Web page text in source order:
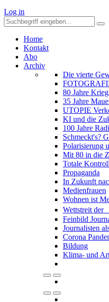
Log in
Home
Kontakt
Abo
Archiv
Die vierte
80 Jahre
35 Jahre
UTOPIE
KI und die
100 Jahre
Schmeckt's?
Polarisierung
Mit 80 in die
Totale
Propaganda
In Zukunft
Medienfrauen
Wohnen ist
Wettstreit der
Feinbild
Journalisten
Corona
Bildung
Klima- und